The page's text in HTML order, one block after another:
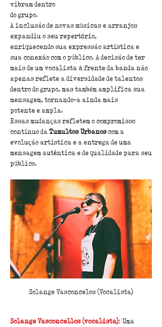
vibram dentro
do grupo.
A inclusão de novas músicas e arranjos
expandiu o seu repertório,
enriquecendo sua expressão artística e
sua conexão com o público. A decisão de ter
mais de um vocalista à frente da banda não
apenas reflete a diversidade de talentos
dentro do grupo, mas também amplifica sua
mensagem, tornando-a ainda mais
potente e ampla.
Essas mudanças refletem o compromisso
contínuo da Tumultos Urbanos com a
evolução artística e a entrega de uma
mensagem autêntica e de qualidade para seu
público.
Solange Vasconcelos (Vocalista)
Solange Vasconcellos (vocalista): Uma